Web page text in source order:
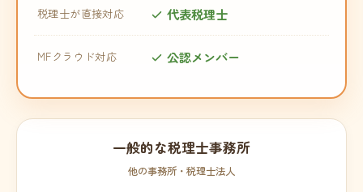
税理士が直接対応 代表税理士
MFクラウド対応 公認メンバー
一般的な税理士事務所
他の事務所・税理士法人